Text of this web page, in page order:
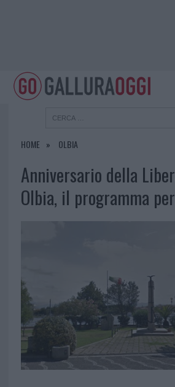
HOME OLBIA
Anniversario della
Olbia, il programma